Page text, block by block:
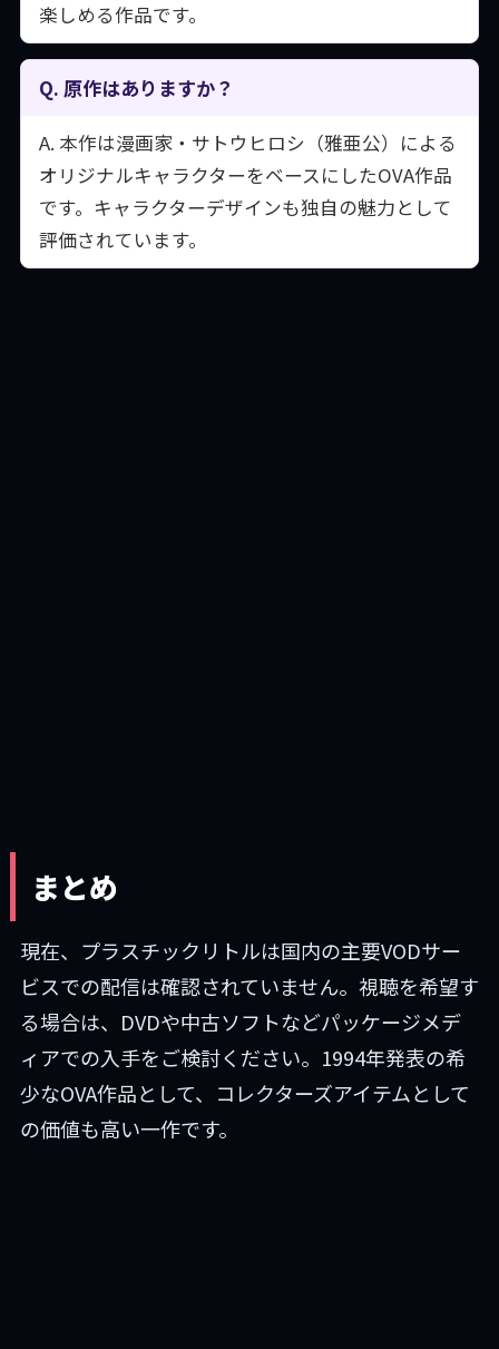
楽しめる作品です。
Q. 原作はありますか？
A. 本作は漫画家・サトウヒロシ（雅亜公）による
オリジナルキャラクターをベースにしたOVA作品
です。キャラクターデザインも独自の魅力として
評価されています。
まとめ
現在、プラスチックリトルは国内の主要VODサー
ビスでの配信は確認されていません。視聴を希望す
る場合は、DVDや中古ソフトなどパッケージメデ
ィアでの入手をご検討ください。1994年発表の希
少なOVA作品として、コレクターズアイテムとして
の価値も高い一作です。